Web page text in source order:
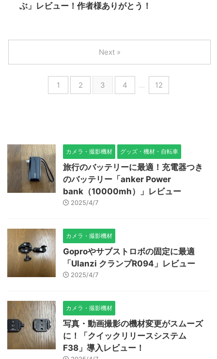
ぶ」レビュー！作者様ありがとう！
1 2 3 4 … 12
Next »
カメラ・撮影機材 グッズ・機材・自転車
旅行のバッテリーに最適！充電器つき
のバッテリー「anker Power
bank（10000mh）」レビュー
2025/4/7
カメラ・撮影機材
Goproやサブストロボの固定に最適
「Ulanzi クランプR094」レビュー
2025/4/7
カメラ・撮影機材
写真・動画撮影の機材変更がスムーズ
に！「クイックリリースシステム
F38」導入レビュー！